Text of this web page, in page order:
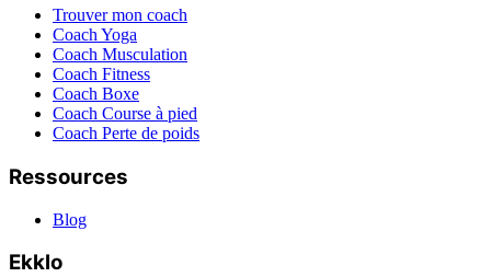
Trouver mon coach
Coach Yoga
Coach Musculation
Coach Fitness
Coach Boxe
Coach Course à pied
Coach Perte de poids
Ressources
Blog
Ekklo